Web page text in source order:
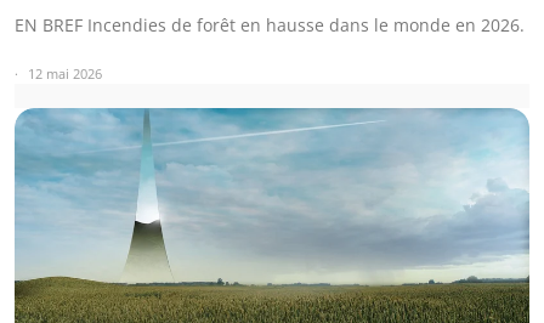
EN BREF Incendies de forêt en hausse dans le monde en 2026.
12 mai 2026